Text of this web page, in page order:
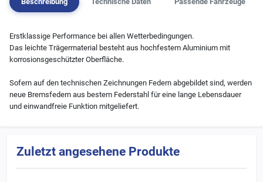
Erstklassige Performance bei allen Wetterbedingungen.
Das leichte Trägermaterial besteht aus hochfestem Aluminium mit
korrosionsgeschützter Oberfläche.
Sofern auf den technischen Zeichnungen Federn abgebildet sind, werden
neue Bremsfedern aus bestem Federstahl für eine lange Lebensdauer
und einwandfreie Funktion mitgeliefert.
Zuletzt angesehene Produkte